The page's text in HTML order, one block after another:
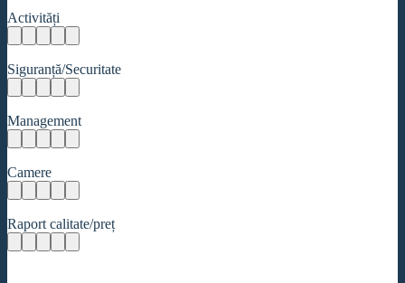
Activități
Siguranță/Securitate
Management
Camere
Raport calitate/preț